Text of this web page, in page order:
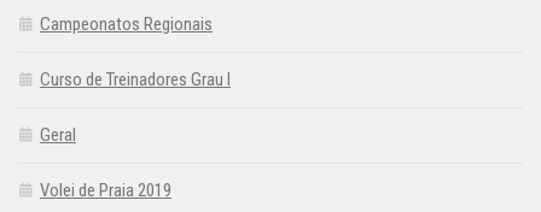
Campeonatos Regionais
Curso de Treinadores Grau I
Geral
Volei de Praia 2019